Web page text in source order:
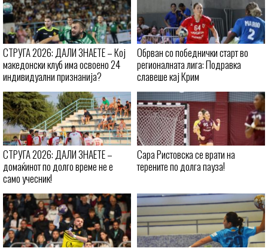
СТРУГА 2026: ДАЛИ ЗНАЕТЕ – Кој
македонски клуб има освоено 24
индивидуални признанија?
Обрван со победнички старт во
регионалната лига: Подравка
славеше кај Крим
СТРУГА 2026: ДАЛИ ЗНАЕТЕ –
домаќинот по долго време не е
само учесник!
Сара Ристовска се врати на
терените по долга пауза!